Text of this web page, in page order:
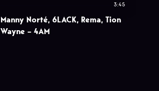
3:45
Manny Norté, 6LACK, Rema, Tion
Wayne – 4AM